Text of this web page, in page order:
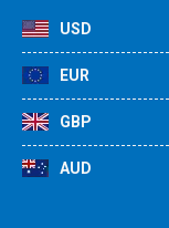
USD
EUR
GBP
AUD